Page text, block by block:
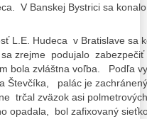
V Banskej Bystrici sa
L.E. Hudeca v Bratislave sa
zrejme podujalo
bola zvláštna voľba. Podľa
Števčíka, palác je
trčal zväzok asi
opadala, bol zafixovaný